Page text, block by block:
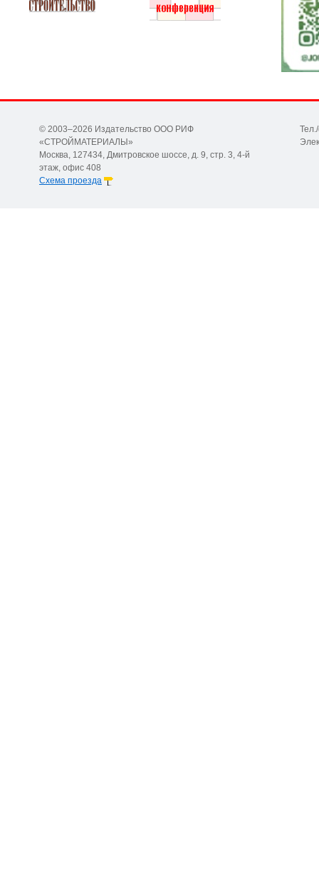
© 2003–2026 Издательство ООО РИФ
«СТРОЙМАТЕРИАЛЫ»
Москва, 127434, Дмитровское шоссе, д. 9, стр. 3, 4-й
этаж, офис 408
Схема проезда